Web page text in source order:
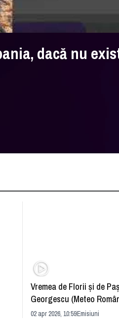
dacă nu
Vremea de Florii și de
Georgescu (Meteo
prognoza
02 apr 2026, 10:59Emisiuni